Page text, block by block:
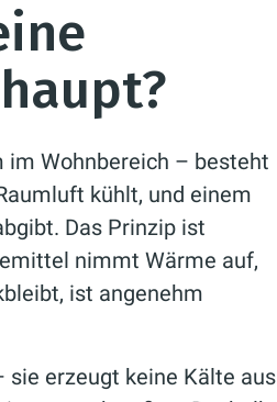
im Wohnbereich – besteht
kühlt, und einem
Das Prinzip ist
nimmt Wärme auf,
ist angenehm
sie erzeugt keine Kälte aus